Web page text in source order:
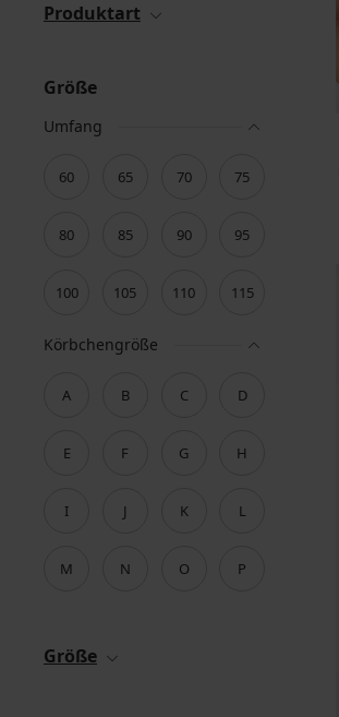
Produktart
Größe
Umfang
60 65 70 75
80 85 90 95
100 105 110 115
Körbchengröße
A B C D
E F G H
I J K L
M N O P
Größe